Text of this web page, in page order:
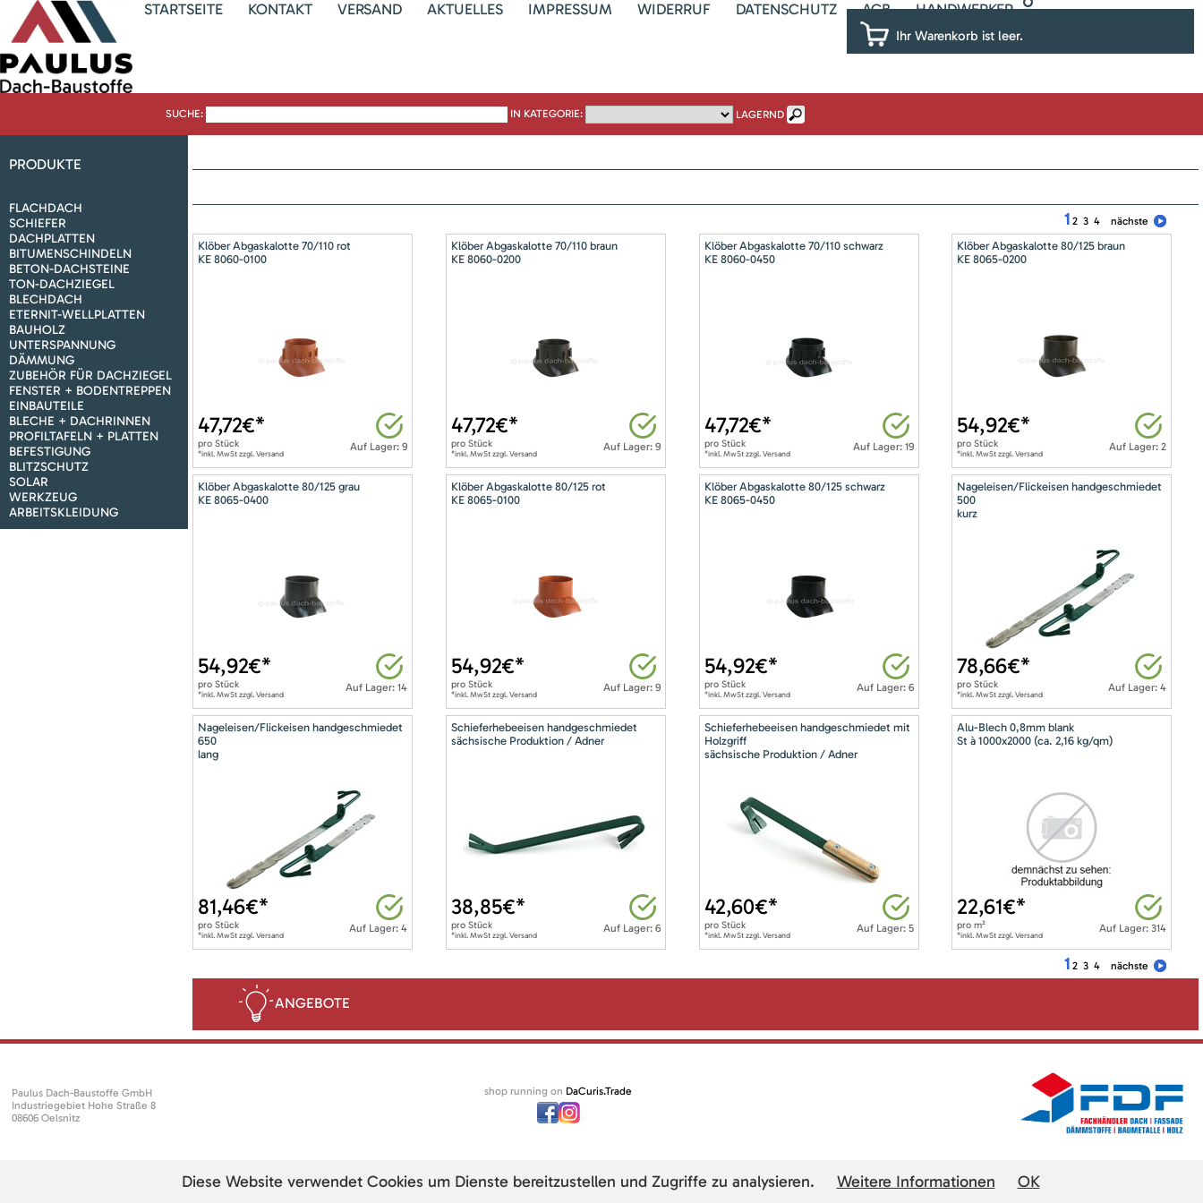
STARTSEITE KONTAKT VERSAND AKTUELLES IMPRESSUM WIDERRUF DATENSCHUTZ AGB HANDWERKER
Ihr Warenkorb ist leer.
SUCHE: IN KATEGORIE: LAGERND
PRODUKTE
FLACHDACH
SCHIEFER
DACHPLATTEN
BITUMENSCHINDELN
BETON-DACHSTEINE
TON-DACHZIEGEL
BLECHDACH
ETERNIT-WELLPLATTEN
BAUHOLZ
UNTERSPANNUNG
DÄMMUNG
ZUBEHÖR FÜR DACHZIEGEL
FENSTER + BODENTREPPEN
EINBAUTEILE
BLECHE + DACHRINNEN
PROFILTAFELN + PLATTEN
BEFESTIGUNG
BLITZSCHUTZ
SOLAR
WERKZEUG
ARBEITSKLEIDUNG
1 2 3 4 nächste
Klöber Abgaskalotte 70/110 rot
KE 8060-0100
Auf Lager: 9
47,72€*
pro Stück
*inkl. MwSt zzgl. Versand
Klöber Abgaskalotte 70/110 braun
KE 8060-0200
Auf Lager: 9
47,72€*
pro Stück
*inkl. MwSt zzgl. Versand
Klöber Abgaskalotte 70/110 schwarz
KE 8060-0450
Auf Lager: 19
47,72€*
pro Stück
*inkl. MwSt zzgl. Versand
Klöber Abgaskalotte 80/125 braun
KE 8065-0200
Auf Lager: 2
54,92€*
proStück
*inkl. MwSt zzgl. Versand
Klöber Abgaskalotte 80/125 grau
KE 8065-0400
Auf Lager: 14
54,92€*
pro Stück
*inkl. MwSt zzgl. Versand
Klöber Abgaskalotte 80/125 rot
KE 8065-0100
Auf Lager: 9
54,92€*
pro Stück
*inkl. MwSt zzgl. Versand
Klöber Abgaskalotte 80/125 schwarz
KE 8065-0450
Auf Lager: 6
54,92€*
pro Stück
*inkl. MwSt zzgl. Versand
Nageleisen/Flickeisen handgeschmiedet
500
kurz
Auf Lager: 4
78,66€*
proStück
*inkl. MwSt zzgl. Versand
Nageleisen/Flickeisen handgeschmiedet
650
lang
Auf Lager: 4
81,46€*
pro Stück
*inkl. MwSt zzgl. Versand
Schieferhebeeisen handgeschmiedet
sächsische Produktion / Adner
Auf Lager: 6
38,85€*
pro Stück
*inkl. MwSt zzgl. Versand
Schieferhebeeisen handgeschmiedet mit
Holzgriff
sächsische Produktion / Adner
Auf Lager: 5
42,60€*
pro Stück
*inkl. MwSt zzgl. Versand
Alu-Blech 0,8mm blank
St à 1000x2000 (ca. 2,16 kg/qm)
Auf Lager: 314
22,61€*
prom²
*inkl. MwSt zzgl. Versand
1 2 3 4 nächste
ANGEBOTE
Paulus Dach-Baustoffe GmbH
Industriegebiet Hohe Straße 8
08606 Oelsnitz
shop running on DaCuris.Trade
Diese Website verwendet Cookies um Dienste bereitzustellen und Zugriffe zu analysieren. Weitere Informationen OK